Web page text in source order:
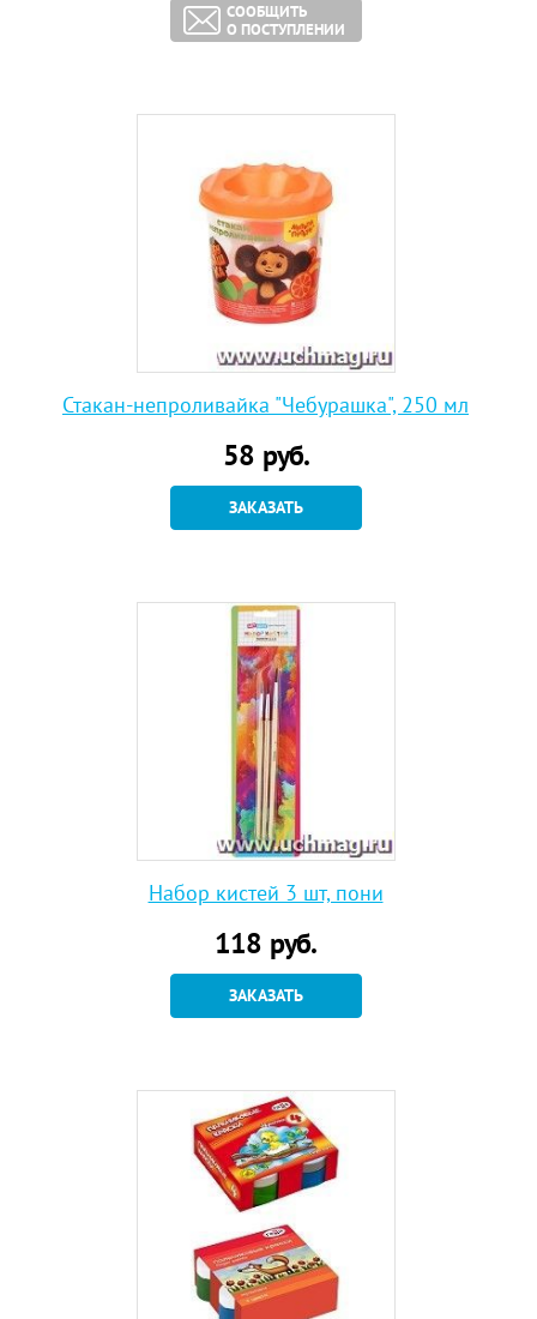
СООБЩИТЬ
О ПОСТУПЛЕНИИ
Стакан-непроливайка "Чебурашка", 250 мл
58руб.
ЗАКАЗАТЬ
Набор кистей 3 шт, пони
118 руб.
ЗАКАЗАТЬ